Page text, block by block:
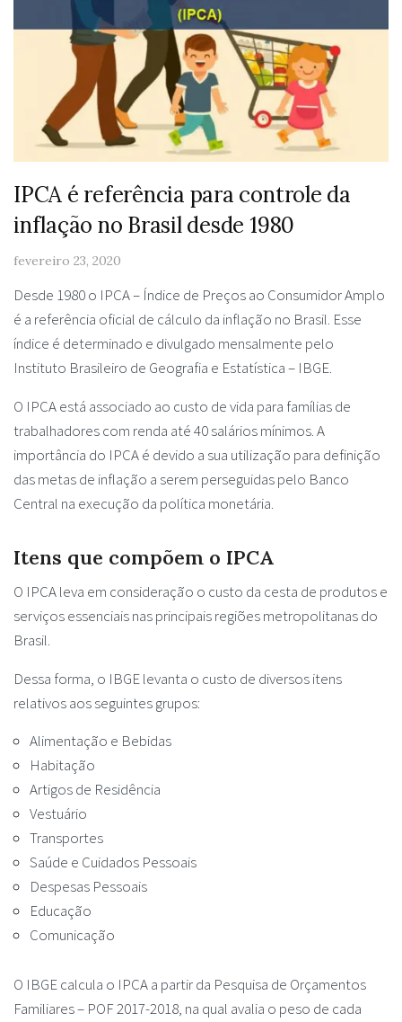
IPCA é referência para controle da
inflação no Brasil desde 1980
fevereiro 23, 2020
Desde 1980 o IPCA – Índice de Preços ao Consumidor Amplo
é a referência oficial de cálculo da inflação no Brasil. Esse
índice é determinado e divulgado mensalmente pelo
Instituto Brasileiro de Geografia e Estatística – IBGE.
O IPCA está associado ao custo de vida para famílias de
trabalhadores com renda até 40 salários mínimos. A
importância do IPCA é devido a sua utilização para definição
das metas de inflação a serem perseguidas pelo Banco
Central na execução da política monetária.
Itens que compõem o IPCA
O IPCA leva em consideração o custo da cesta de produtos e
serviços essenciais nas principais regiões metropolitanas do
Brasil.
Dessa forma, o IBGE levanta o custo de diversos itens
relativos aos seguintes grupos:
Alimentação e Bebidas
Habitação
Artigos de Residência
Vestuário
Transportes
Saúde e Cuidados Pessoais
Despesas Pessoais
Educação
Comunicação
O IBGE calcula o IPCA a partir da Pesquisa de Orçamentos
Familiares – POF 2017-2018, na qual avalia o peso de cada